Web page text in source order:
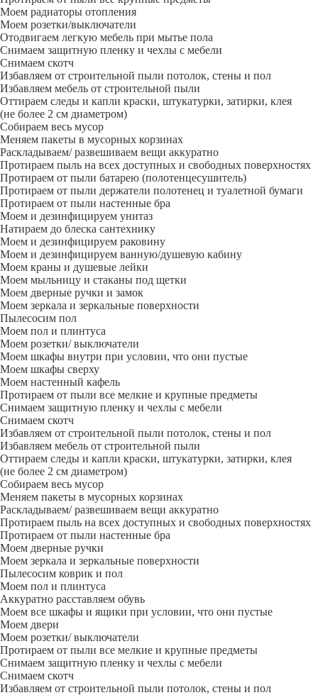
Моем радиаторы отопления
Моем розетки/выключатели
Отодвигаем легкую мебель при мытье пола
Снимаем защитную пленку и чехлы с мебели
Снимаем скотч
Избавляем от строительной пыли потолок, стены и пол
Избавляем мебель от строительной пыли
Оттираем следы и капли краски, штукатурки, затирки, клея
(не более 2 см диаметром)
Собираем весь мусор
Меняем пакеты в мусорных корзинах
Раскладываем/ развешиваем вещи аккуратно
Протираем пыль на всех доступных и свободных поверхностях
Протираем от пыли батарею (полотенцесушитель)
Протираем от пыли держатели полотенец и туалетной бумаги
Протираем от пыли настенные бра
Моем и дезинфицируем унитаз
Натираем до блеска сантехнику
Моем и дезинфицируем раковину
Моем и дезинфицируем ванную/душевую кабину
Моем краны и душевые лейки
Моем мыльницу и стаканы под щетки
Моем дверные ручки и замок
Моем зеркала и зеркальные поверхности
Пылесосим пол
Моем пол и плинтуса
Моем розетки/ выключатели
Моем шкафы внутри при условии, что они пустые
Моем шкафы сверху
Моем настенный кафель
Протираем от пыли все мелкие и крупные предметы
Снимаем защитную пленку и чехлы с мебели
Снимаем скотч
Избавляем от строительной пыли потолок, стены и пол
Избавляем мебель от строительной пыли
Оттираем следы и капли краски, штукатурки, затирки, клея
(не более 2 см диаметром)
Собираем весь мусор
Меняем пакеты в мусорных корзинах
Раскладываем/ развешиваем вещи аккуратно
Протираем пыль на всех доступных и свободных поверхностях
Протираем от пыли настенные бра
Моем дверные ручки
Моем зеркала и зеркальные поверхности
Пылесосим коврик и пол
Моем пол и плинтуса
Аккуратно расставляем обувь
Моем все шкафы и ящики при условии, что они пустые
Моем двери
Моем розетки/ выключатели
Протираем от пыли все мелкие и крупные предметы
Снимаем защитную пленку и чехлы с мебели
Снимаем скотч
Избавляем от строительной пыли потолок, стены и пол